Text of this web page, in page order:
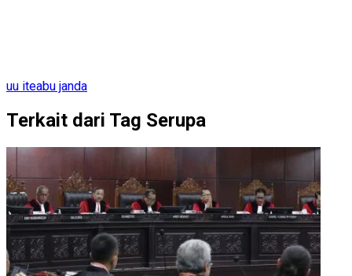
uu iteabu janda
Terkait dari Tag Serupa